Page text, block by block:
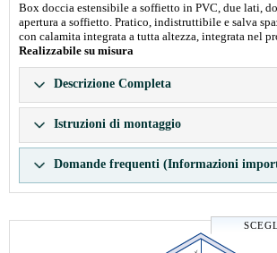
Box doccia estensibile a soffietto in PVC, due lati,
apertura a soffietto. Pratico, indistruttibile e salva
con calamita integrata a tutta altezza, integrata nel
Realizzabile su misura
Descrizione Completa
Istruzioni di montaggio
Domande frequenti (Informazioni